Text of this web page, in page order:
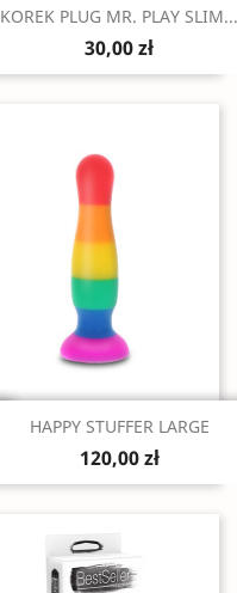
Szybki podgląd
KOREK PLUG MR. PLAY SLIM...
30,00 zł
Szybki podgląd
HAPPY STUFFER LARGE
120,00 zł